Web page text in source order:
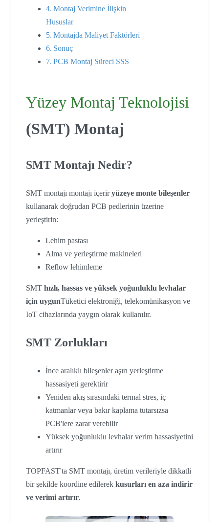
Montaj Verimine İlişkin
Hususlar
Montajda Maliyet Faktörleri
Sonuç
PCB Montaj Süreci SSS
Yüzey Montaj Teknolojisi
(SMT) Montaj
SMT Montajı Nedir?
SMT montajı montajı içeriryüzeye monte bileşenler
kullanarak doğrudan PCB pedlerinin üzerine
yerleştirin:
Lehim pastası
Alma ve yerleştirme makineleri
Reflow lehimleme
SMT hızlı, hassas ve yüksek yoğunluklu levhalar
için uygunTüketici elektroniği, telekomünikasyon ve
IoT cihazlarında yaygın olarak kullanılır.
SMT Zorlukları
İnce aralıklı bileşenler aşırı yerleştirme
hassasiyeti gerektirir
Yeniden akış sırasındaki termal stres, iç
katmanlar veya bakır kaplama tutarsızsa
PCB'lere zarar verebilir
Yüksek yoğunluklu levhalar verim hassasiyetini
artırır
TOPFAST'ta SMT montajı, üretim verileriyle dikkatli
bir şekilde koordine edilerek kusurları en aza indirir
ve verimi artırır.